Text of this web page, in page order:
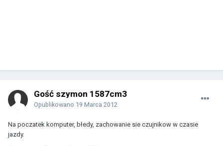
Gość szymon 1587cm3
Opublikowano 19 Marca 2012
Na poczatek komputer, błedy, zachowanie sie czujnikow w czasie
jazdy.